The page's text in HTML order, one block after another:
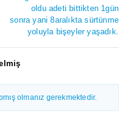
oldu adeti bittikten 1gün
sonra yani 8aralıkta sürtünme
yoluyla bişeyler yaşadık.
olmanız gerekmektedir.